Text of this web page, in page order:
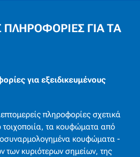
ΠΛΗΡΟΦΟΡΊΕΣ ΓΙΑ ΤΑ
για εξειδικευμένους
πληροφορίες σχετικά
τα κουφώματα από
κουφώματα -
των κυριότερων σημείων, της